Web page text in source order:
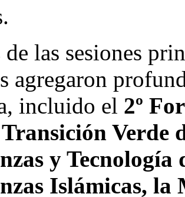
de las sesiones
agregaron
incluido el 2º
Verde
y
Islámicas, la